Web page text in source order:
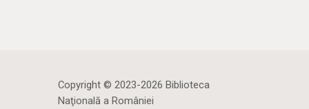
Copyright © 2023-2026 Biblioteca
Naţională a României